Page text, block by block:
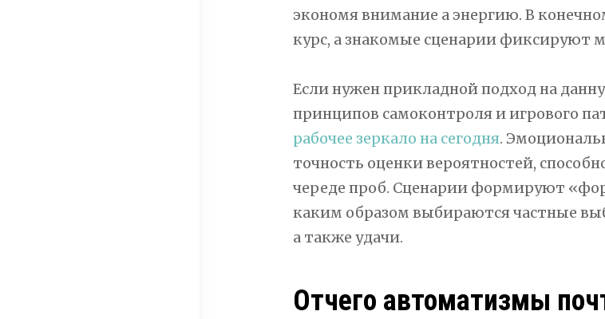
экономя внимание а энергию. В
курс, а знакомые сценарии фиксируют
Если нужен прикладной подход на
принципов самоконтроля и игрового
рабочее зеркало на сегодня.
точность оценки вероятностей,
череде проб. Сценарии формируют
каким образом выбираются частные
а также удачи.
Отчего автоматизмы